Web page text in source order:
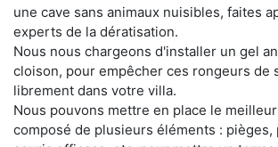
une cave sans animaux nuisibles, faites
experts de la dératisation.
Nous nous chargeons d'installer un gel
cloison, pour empêcher ces rongeurs de
librement dans votre villa.
Nous pouvons mettre en place le
composé de plusieurs éléments : pièges,